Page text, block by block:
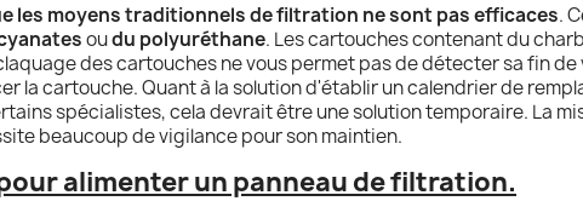
les moyens traditionnels de filtration ne sont pas efficaces.
oudu polyuréthane. Les cartouches contenant du
des cartouches ne vous permet pas de détecter sa fin
la cartouche. Quant à la solution d'établir un calendrier de
spécialistes, cela devrait être une solution temporaire. La
beaucoup de vigilance pour son maintien.
alimenter un panneau de filtration.